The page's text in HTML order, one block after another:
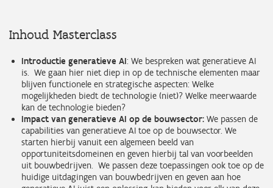
Inhoud Masterclass
Introductie generatieve AI: We bespreken wat generatieve AI
is. We gaan hier niet diep in op de technische elementen maar
blijven functionele en strategische aspecten: Welke
mogelijkheden biedt de technologie (niet)? Welke meerwaarde
kan de technologie bieden?
Impact van generatieve AI op de bouwsector: We passen de
capabilities van generatieve AI toe op de bouwsector. We
starten hierbij vanuit een algemeen beeld van
opportuniteitsdomeinen en geven hierbij tal van voorbeelden
uit bouwbedrijven. We passen deze toepassingen ook toe op de
huidige uitdagingen van bouwbedrijven en geven aan hoe